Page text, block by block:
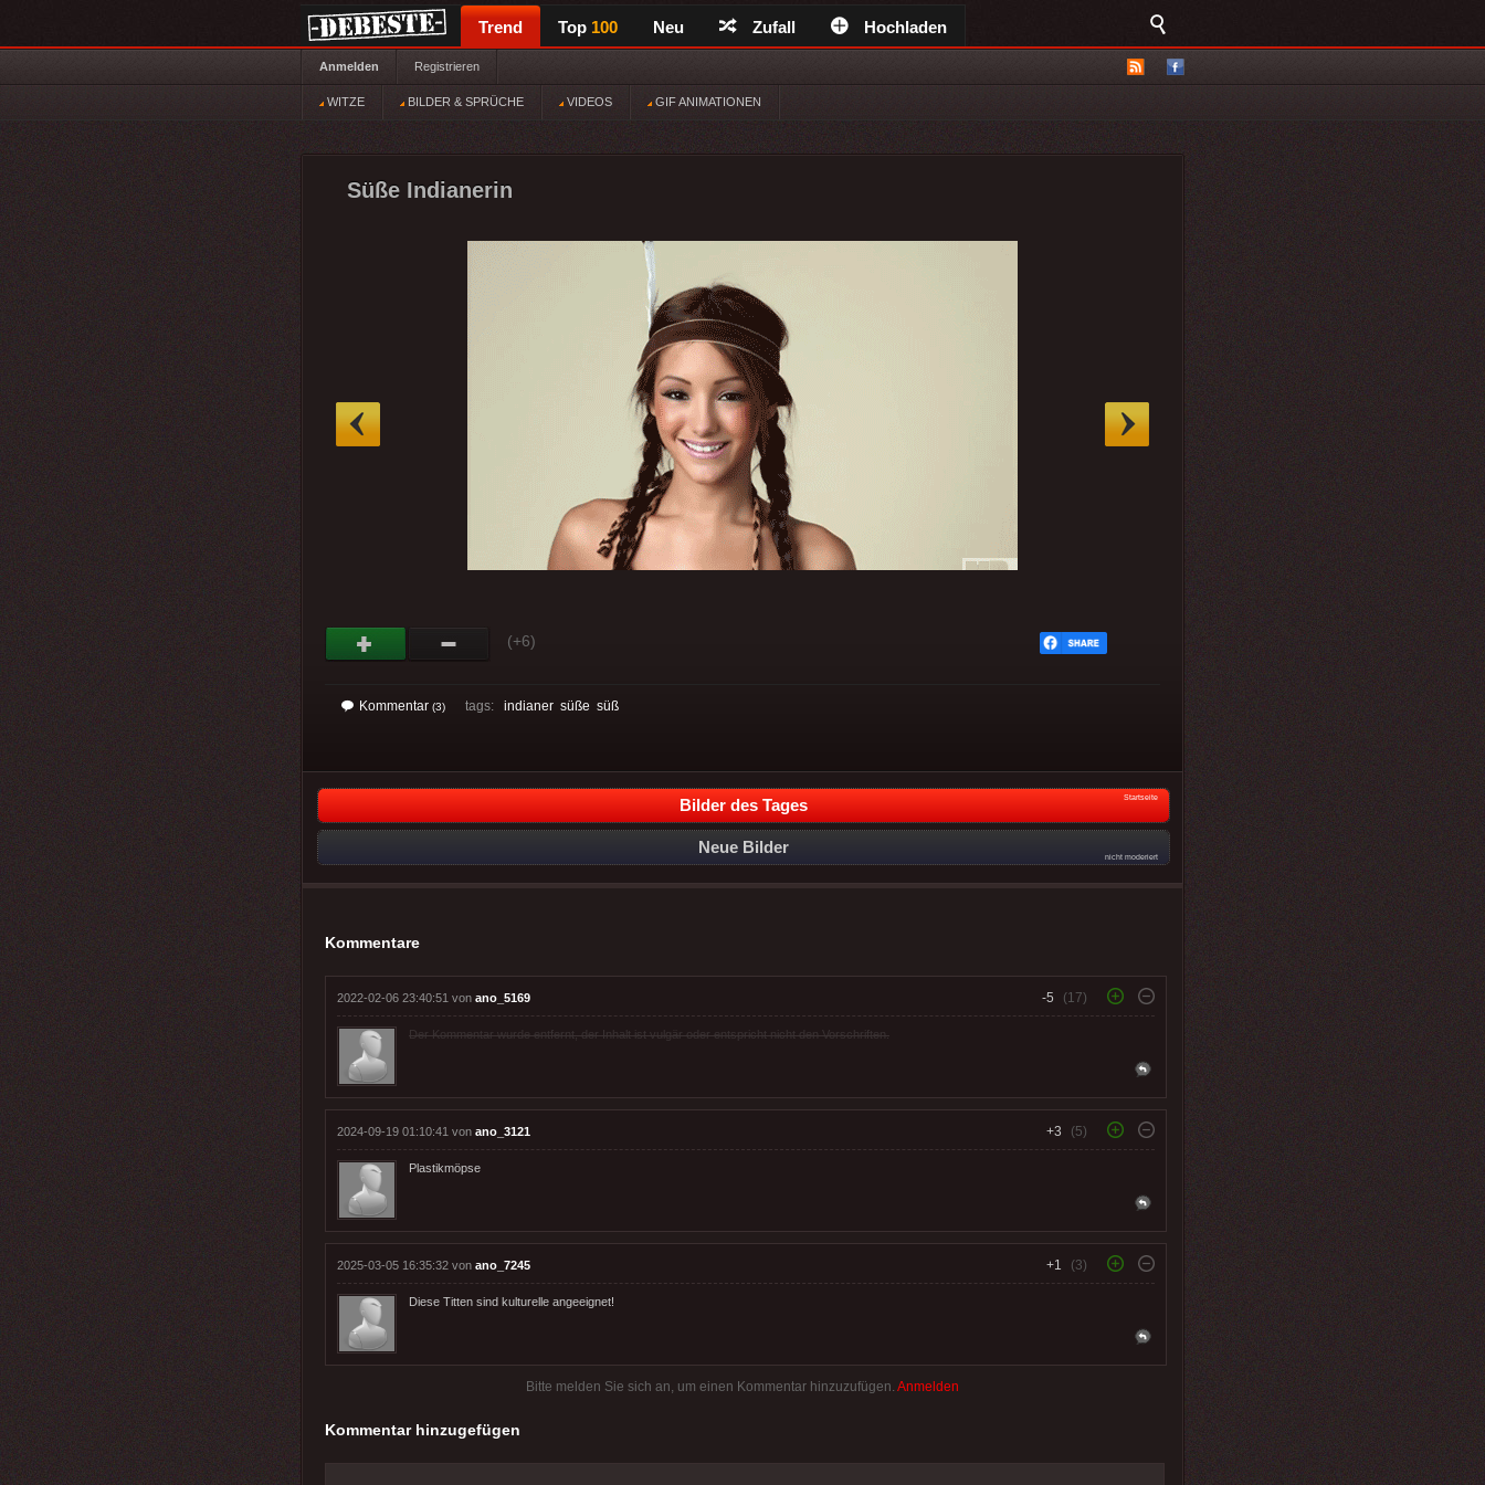
Trend Top 100 Neu Zufall Hochladen
Anmelden Registrieren
WITZE BILDER & SPRÜCHE VIDEOS GIF ANIMATIONEN
Süße Indianerin
(+6)
Kommentar (3) tags: indianer süße süß
Bilder des Tages Startseite
Neue Bilder
nicht moderiert
Kommentare
2022-02-06 23:40:51 von ano_5169 -5 (17)
Der Kommentar wurde entfernt, der Inhalt ist vulgär oder entspricht nicht den Vorschriften.
2024-09-19 01:10:41 von ano_3121 +3 (5)
Plastikmöpse
2025-03-05 16:35:32 von ano_7245 +1 (3)
Diese Titten sind kulturelle angeeignet!
Bitte melden Sie sich an, um einen Kommentar hinzuzufügen. Anmelden
Kommentar hinzugefügen